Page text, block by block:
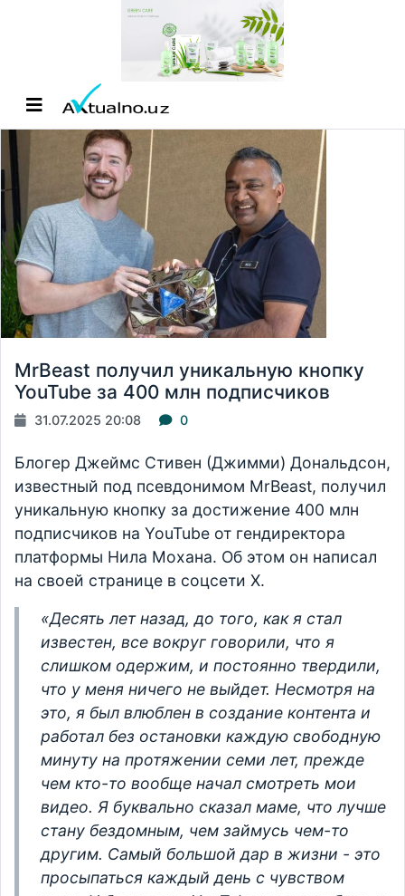
MrBeast получил уникальную кнопку
YouTube за 400 млн подписчиков
31.07.2025 20:08 0
Блогер Джеймс Стивен (Джимми) Дональдсон,
известный под псевдонимом MrBeast, получил
уникальную кнопку за достижение 400 млн
подписчиков на YouTube от гендиректора
платформы Нила Мохана. Об этом он написал
на своей странице в соцсети Х.
«Десять лет назад, до того, как я стал
известен, все вокруг говорили, что я
слишком одержим, и постоянно твердили,
что у меня ничего не выйдет. Несмотря на
это, я был влюблен в создание контента и
работал без остановки каждую свободную
минуту на протяжении семи лет, прежде
чем кто-то вообще начал смотреть мои
видео. Я буквально сказал маме, что лучше
стану бездомным, чем займусь чем-то
другим. Самый большой дар в жизни - это
просыпаться каждый день с чувством